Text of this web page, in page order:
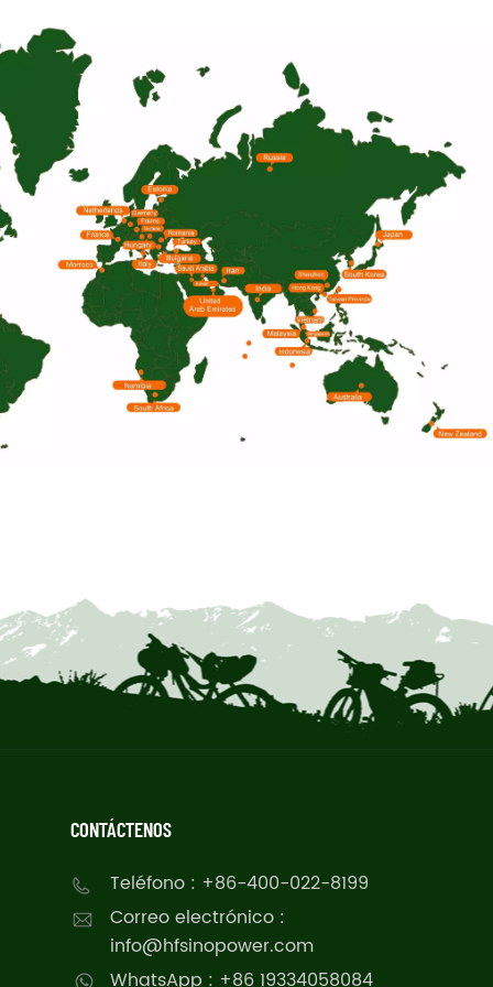
CONTÁCTENOS
Teléfono : +86-400-022-8199
Correo electrónico :
info@hfsinopower.com
WhatsApp : +86 19334058084